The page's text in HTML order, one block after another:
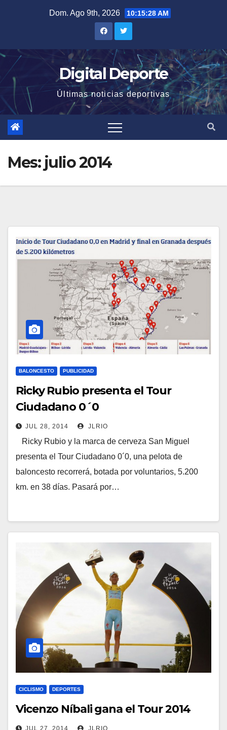
Dom. Ago 9th, 2026 10:15:29 AM
Digital Deporte
Últimas noticias deportivas
Mes: julio 2014
BALONCESTO PUBLICIDAD
Ricky Rubio presenta el Tour
Ciudadano 0´0
JUL 28, 2014 JLRIO
Ricky Rubio y la marca de cerveza San Miguel
presenta el Tour Ciudadano 0´0, una pelota de
baloncesto recorrerá, botada por voluntarios, 5.200
km. en 38 días. Pasará por…
CICLISMO DEPORTES
Vicenzo Níbali gana el Tour 2014
JUL 27, 2014 JLRIO